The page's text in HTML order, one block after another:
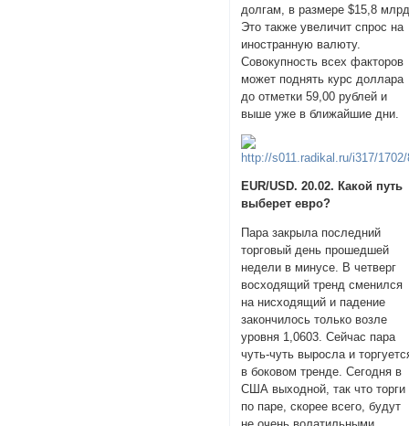
долгам, в размере $15,8
Это также увеличит спрос на
иностранную валюту.
Совокупность всех факторов
может поднять курс доллара
до отметки 59,00 рублей и
выше уже в ближайшие дни.
EUR/USD. 20.02. Какой путь
выберет евро?
Пара закрыла последний
торговый день прошедшей
недели в минусе. В четверг
восходящий тренд сменился
на нисходящий и падение
закончилось только возле
уровня 1,0603. Сейчас пара
чуть-чуть выросла и
в боковом тренде. Сегодня в
США выходной, так что торги
по паре, скорее всего, будут